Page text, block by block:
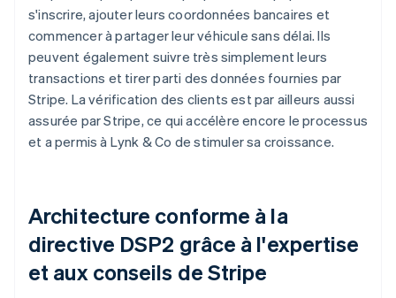
s'inscrire, ajouter leurs coordonnées bancaires et
commencer à partager leur véhicule sans délai. Ils
peuvent également suivre très simplement leurs
transactions et tirer parti des données fournies par
Stripe. La vérification des clients est par ailleurs aussi
assurée par Stripe, ce qui accélère encore le processus
et a permis à Lynk & Co de stimuler sa croissance.
Architecture conforme à la
directive DSP2 grâce à l'expertise
et aux conseils de Stripe